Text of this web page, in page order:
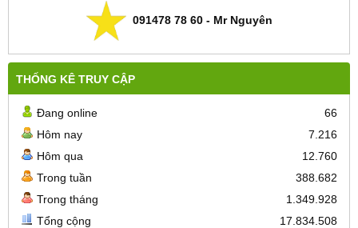
091478 78 60 - Mr Nguyên
THỐNG KÊ TRUY CẬP
Đang online
66
Hôm nay
7.216
Hôm qua
12.760
Trong tuần
388.682
Trong tháng
1.349.928
Tổng cộng
17.834.508